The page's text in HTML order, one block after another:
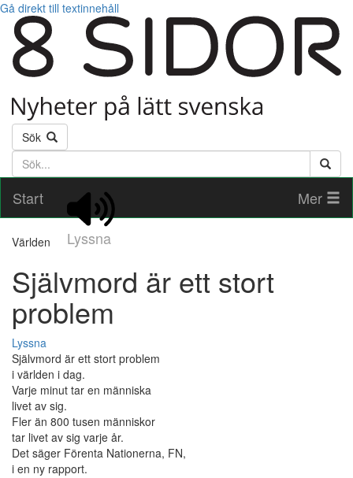
Gå direkt till textinnehåll
Sök
Söktext
Start
Lyssna
Mer
Världen
Självmord är ett stort
problem
Lyssna
Självmord är ett stort problem
i världen i dag.
Varje minut tar en människa
livet av sig.
Fler än 800 tusen människor
tar livet av sig varje år.
Det säger Förenta Nationerna, FN,
i en ny rapport.